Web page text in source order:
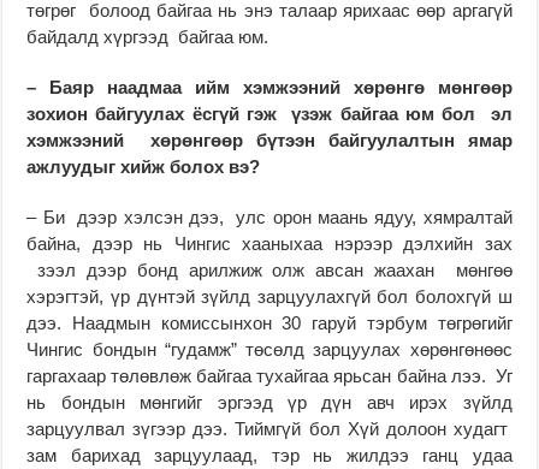
төгрөг болоод байгаа нь энэ талаар ярихаас өөр аргагүй
байдалд хүргээд байгаа юм.
– Баяр наадмаа ийм хэмжээний хөрөнгө мөнгөөр
зохион байгуулах ёсгүй гэж үзэж байгаа юм бол эл
хэмжээний хөрөнгөөр бүтээн байгуулалтын ямар
ажлуудыг хийж болох вэ?
– Би дээр хэлсэн дээ, улс орон маань ядуу, хямралтай
байна, дээр нь Чингис хааныхаа нэрээр дэлхийн зах
зээл дээр бонд арилжиж олж авсан жаахан мөнгөө
хэрэгтэй, үр дүнтэй зүйлд зарцуулахгүй бол болохгүй ш
дээ. Наадмын комиссынхон 30 гаруй тэрбум төгрөгийг
Чингис бондын “гудамж” төсөлд зарцуулах хөрөнгөнөөс
гаргахаар төлөвлөж байгаа тухайгаа ярьсан байна лээ. Уг
нь бондын мөнгийг эргээд үр дүн авч ирэх зүйлд
зарцуулвал зүгээр дээ. Тиймгүй бол Хүй долоон худагт
зам барихад зарцуулаад, тэр нь жилдээ ганц удаа